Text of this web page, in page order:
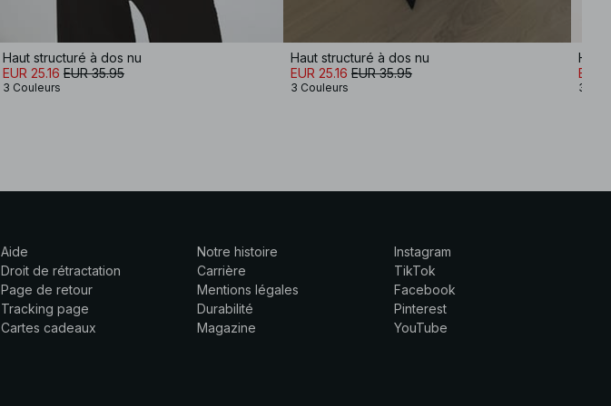
Haut structuré à dos nu
EUR 25.16 EUR 35.95
3 Couleurs
Haut structuré à dos nu
EUR 25.16 EUR 35.95
3 Couleurs
Haut
EUR
3
Aide
Droit de rétractation
Page de retour
Tracking page
Cartes cadeaux
Notre histoire
Carrière
Mentions légales
Durabilité
Magazine
Instagram
TikTok
Facebook
Pinterest
YouTube